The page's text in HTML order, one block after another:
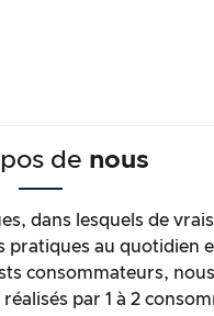
de nous
dans lesquels de
pratiques au quotidien
consommateurs,
par 1 à 2